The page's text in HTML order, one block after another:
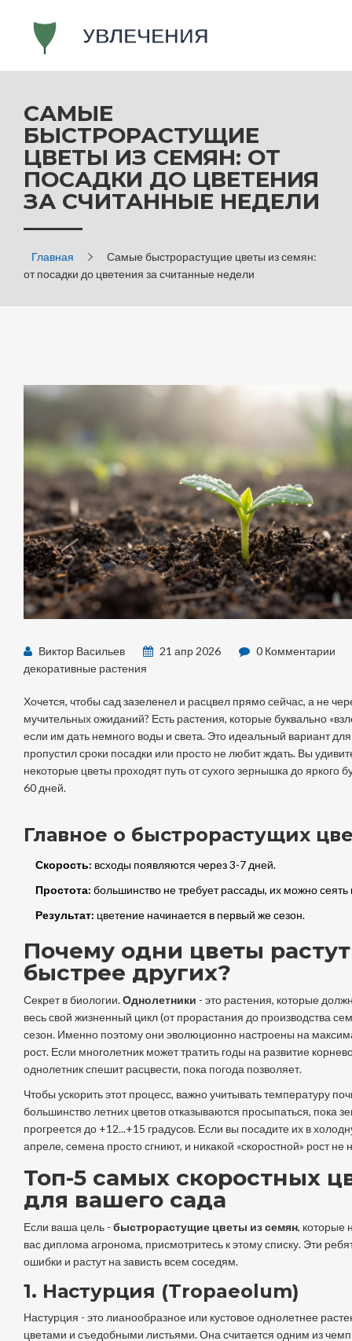
САМЫЕ
БЫСТРОРАСТУЩИЕ
ЦВЕТЫ ИЗ СЕМЯН: ОТ
ПОСАДКИ ДО ЦВЕТЕНИЯ
ЗА СЧИТАННЫЕ НЕДЕЛИ
Главная
Самые быстрорастущие цветы из семян:
от посадки до цветения за считанные недели
Виктор Васильев 21 апр 2026
0 Комментарии
декоративные растения
Хочется, чтобы сад зазеленел и расцвел прямо сейчас, а не
мучительных ожиданий? Есть растения, которые буквально
если им дать немного воды и света. Это идеальный вариант для
пропустил сроки посадки или просто не любит ждать. Вы
некоторые цветы проходят путь от сухого зернышка до яркого
60 дней.
Главное о быстрорастущих
Скорость: всходы появляются через 3-7 дней.
Простота: большинство не требует рассады, их можно сеять
Результат: цветение начинается в первый же сезон.
Почему одни цветы растут
быстрее других?
Секрет в биологии.Однолетники - это растения, которые
весь свой жизненный цикл (от прорастания до производства
сезон. Именно поэтому они эволюционно настроены на
рост. Если многолетник может тратить годы на развитие
однолетник спешит расцвести, пока погода позволяет.
Чтобы ускорить этот процесс, важно учитывать температуру
большинство летних цветов отказываются просыпаться, пока
прогреется до +12...+15 градусов. Если вы посадите их в
апреле, семена просто сгниют, и никакой «скоростной» рост не
Топ-5 самых скоростных
для вашего сада
Если ваша цель - быстрорастущие цветы из семян, которые
вас диплома агронома, присмотритесь к этому списку. Эти
ошибки и растут на зависть всем соседям.
1. Настурция (Tropaeolum)
Настурция - это лианообразное или кустовое однолетнее
цветами и съедобными листьями. Она считается одним из